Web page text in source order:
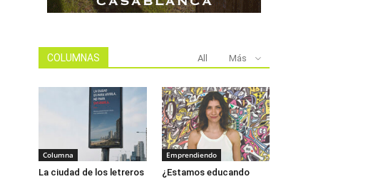
COLUMNAS All Más
Columna
La ciudad de los letreros
Emprendiendo
¿Estamos educando